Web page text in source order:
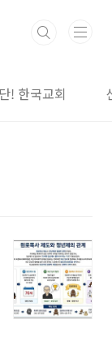
! 한국교회